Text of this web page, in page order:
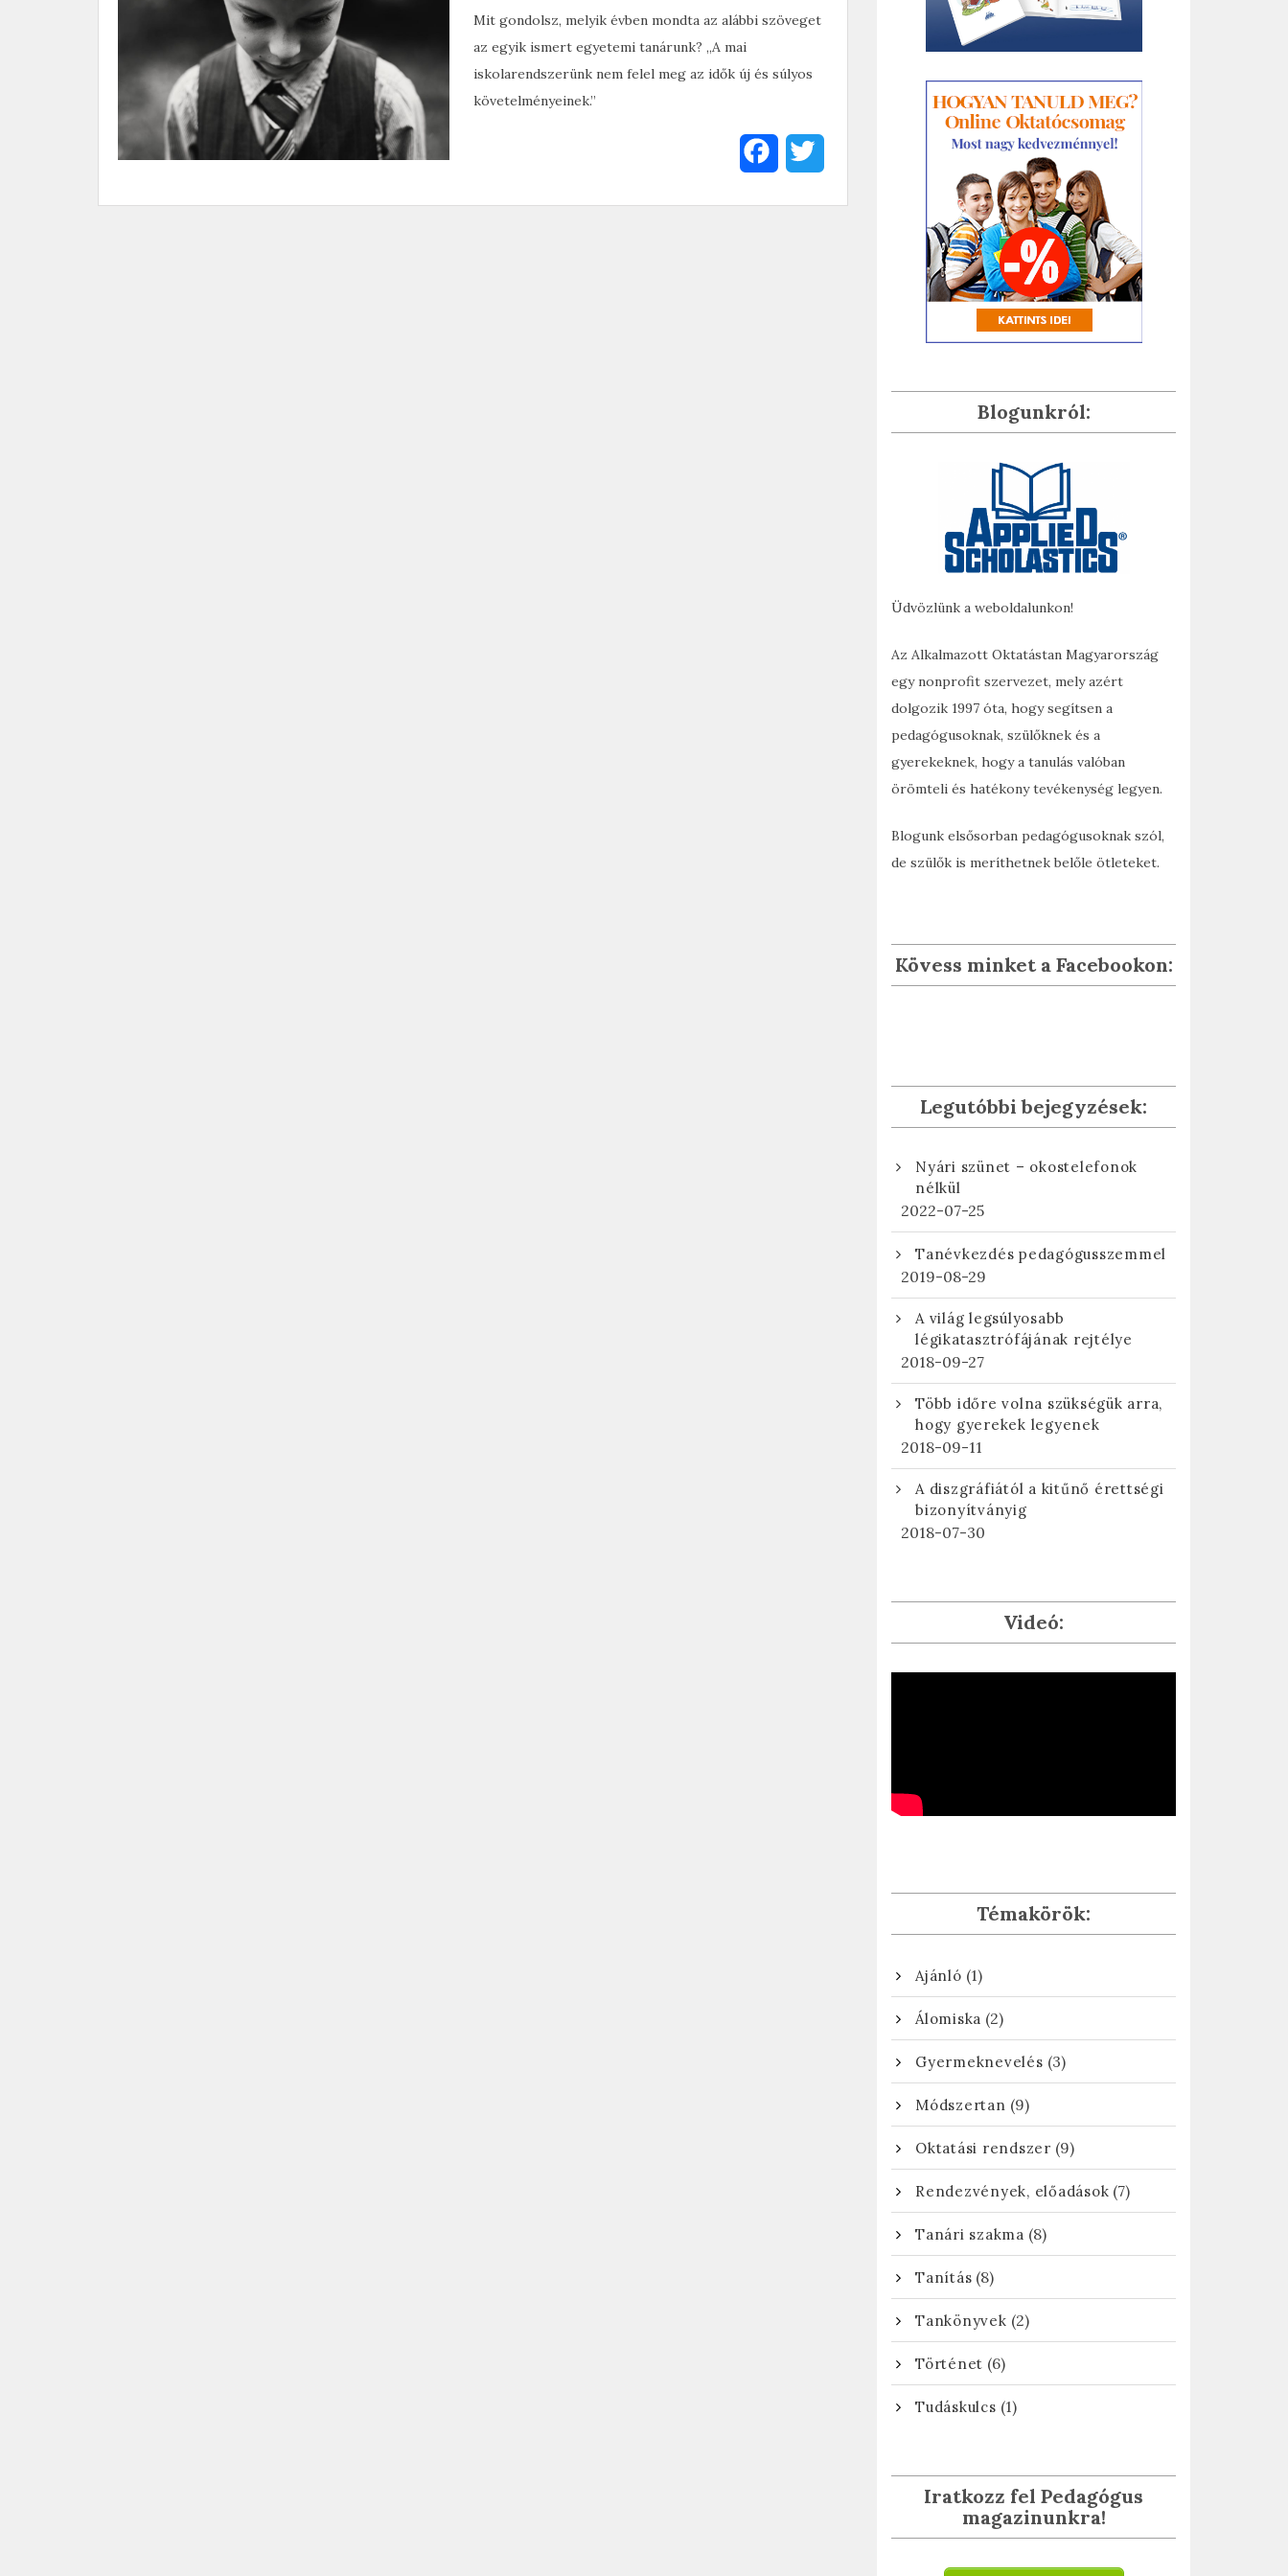
Mit gondolsz, melyik évben mondta az alábbi szöveget
az egyik ismert egyetemi tanárunk? „A mai
iskolarendszerünk nem felel meg az idők új és súlyos
követelményeinek.”
Blogunkról:
Üdvözlünk a weboldalunkon!
Az Alkalmazott Oktatástan Magyarország
egy nonprofit szervezet, mely azért
dolgozik 1997 óta, hogy segítsen a
pedagógusoknak, szülőknek és a
gyerekeknek, hogy a tanulás valóban
örömteli és hatékony tevékenység legyen.
Blogunk elsősorban pedagógusoknak szól,
de szülők is meríthetnek belőle ötleteket.
Kövess minket a Facebookon:
Legutóbbi bejegyzések:
Nyári szünet – okostelefonok
nélkül
2022-07-25
Tanévkezdés pedagógusszemmel
2019-08-29
A világ legsúlyosabb
légikatasztrófájának rejtélye
2018-09-27
Több időre volna szükségük arra,
hogy gyerekek legyenek
2018-09-11
A diszgráfiától a kitűnő érettségi
bizonyítványig
2018-07-30
Videó:
Témakörök:
Ajánló (1)
Álomiska (2)
Gyermeknevelés (3)
Módszertan (9)
Oktatási rendszer (9)
Rendezvények, előadások (7)
Tanári szakma (8)
Tanítás (8)
Tankönyvek (2)
Történet (6)
Tudáskulcs (1)
Iratkozz fel Pedagógus
magazinunkra!